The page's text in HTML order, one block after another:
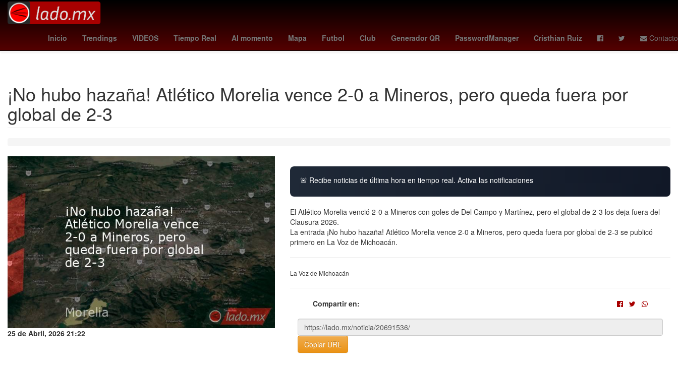
Inicio Trendings VIDEOS Tiempo Real Al momento Mapa Futbol Club Generador QR PasswordManager Cristhian Ruiz Contacto
croacia vs panama san francisco san juan clement tabur noche de san juan 2026 suiza vs canada portugal vs uzbekistan instituto mexicano de la propiedad industrial
yahoo finance
¡No hubo hazaña! Atlético Morelia vence 2-0 a Mineros, pero queda fuera por
global de 2-3
25 de Abril, 2026 21:22
🚨 Recibe noticias de última hora en tiempo real. Activa las notificaciones
El Atlético Morelia venció 2-0 a Mineros con goles de Del Campo y Martínez, pero el global de 2-3 los deja fuera del
Clausura 2026.
La entrada ¡No hubo hazaña! Atlético Morelia vence 2-0 a Mineros, pero queda fuera por global de 2-3 se publicó
primero en La Voz de Michoacán.
La Voz de Michoacán
Compartir en:
Copiar URL